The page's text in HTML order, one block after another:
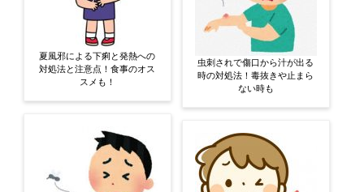
夏風邪による下痢と発熱への
対処法と注意点！食事のオス
スメも！
虫刺されで傷口から汁が出る
時の対処法！毒抜きや止まら
ない時も